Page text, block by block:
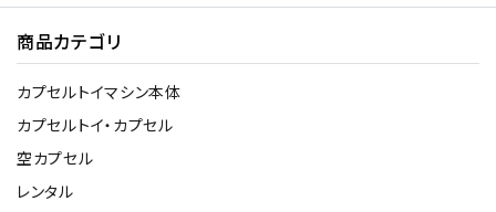
商品カテゴリ
カプセルトイマシン本体
カプセルトイ・カプセル
空カプセル
レンタル